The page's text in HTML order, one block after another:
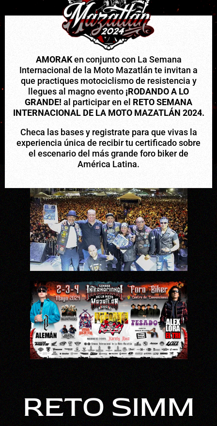
AMORAKen conjunto con La Semana
Internacional de la Moto Mazatlán te invitan a
que practiques motociclismo de resistencia y
llegues al magno evento ¡RODANDO A LO
GRANDE! al participar en el RETO SEMANA
INTERNACIONAL DE LA MOTO MAZATLÁN 2024.
Checa las bases y registrate para que vivas la
experiencia única de recibir tu certificado sobre
el escenario del más grande foro biker de
América Latina.
RETO SIMM